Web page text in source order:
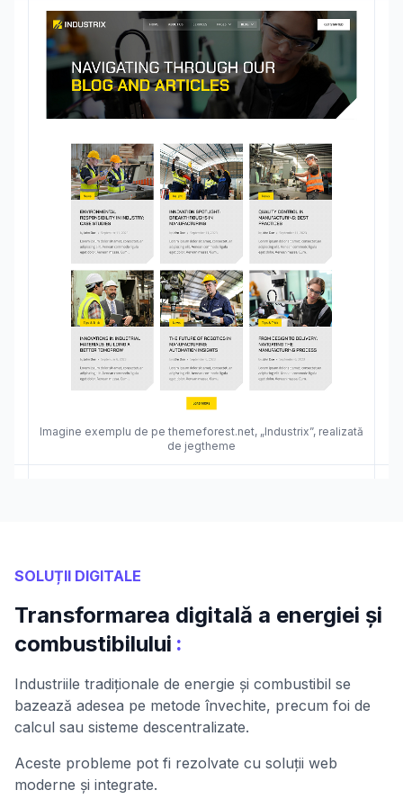
Imagine exemplu de pe themeforest.net, „Industrix”, realizată
de jegtheme
SOLUȚII DIGITALE
Transformarea digitală a energiei și
combustibilului :
Industriile tradiționale de energie și combustibil se
bazează adesea pe metode învechite, precum foi de
calcul sau sisteme descentralizate.
Aceste probleme pot fi rezolvate cu soluții web
moderne și integrate.